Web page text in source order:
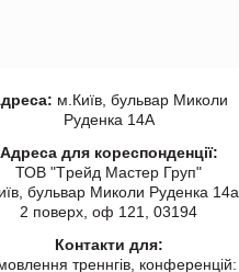
м.Київ, бульвар Миколи
Руденка 14А
Адреса для кореспонденції:
ТОВ "Tрейд Мастер Груп"
бульвар Миколи Руденка 14а,
2 поверх, оф 121, 03194
Контакти для:
треннгів, конференцій: